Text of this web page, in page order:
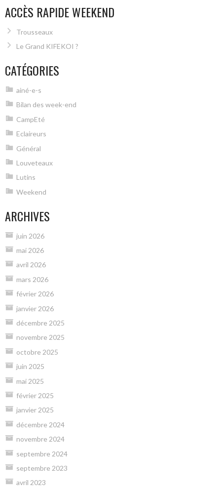
ACCÈS RAPIDE WEEKEND
Trousseaux
Le Grand KIFEKOI ?
CATÉGORIES
ainé-e-s
Bilan des week-end
CampEté
Eclaireurs
Général
Louveteaux
Lutins
Weekend
ARCHIVES
juin 2026
mai 2026
avril 2026
mars 2026
février 2026
janvier 2026
décembre 2025
novembre 2025
octobre 2025
juin 2025
mai 2025
février 2025
janvier 2025
décembre 2024
novembre 2024
septembre 2024
septembre 2023
avril 2023